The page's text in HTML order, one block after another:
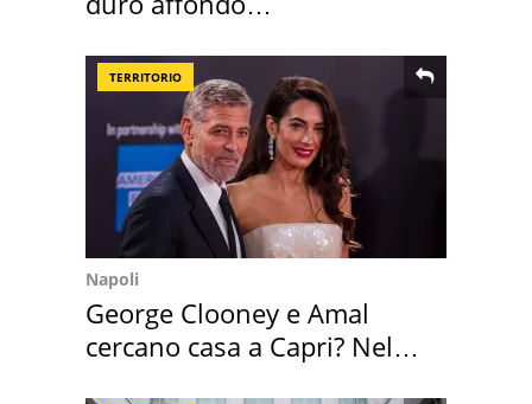
TERRITORIO
Napoli
George Clooney e Amal
cercano casa a Capri? Nel